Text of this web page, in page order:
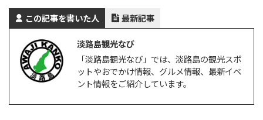
この記事を書いた人 最新記事
淡路島観光なび
「淡路島観光なび」では、淡路島の観光スポ
ットやおでかけ情報、グルメ情報、最新イベ
ント情報をご紹介しています。